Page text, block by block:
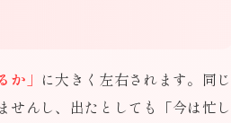
」 に大きく左右されます。同じ
せんし、出たとしても「今は忙し